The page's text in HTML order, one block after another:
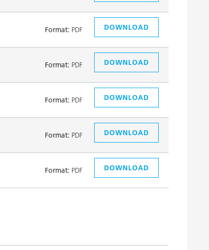
Format: PDF DOWNLOAD
Format: PDF DOWNLOAD
Format: PDF DOWNLOAD
Format: PDF DOWNLOAD
Format: PDF DOWNLOAD